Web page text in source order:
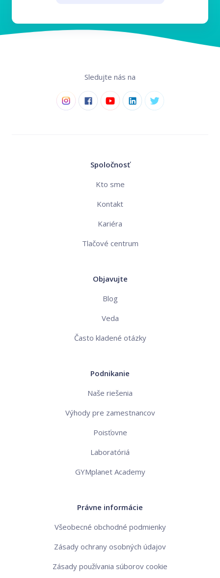
Sledujte nás na
Spoločnosť
Kto sme
Kontakt
Kariéra
Tlačové centrum
Objavujte
Blog
Veda
Často kladené otázky
Podnikanie
Naše riešenia
Výhody pre zamestnancov
Poisťovne
Laboratóriá
GYMplanet Academy
Právne informácie
Všeobecné obchodné podmienky
Zásady ochrany osobných údajov
Zásady používania súborov cookie